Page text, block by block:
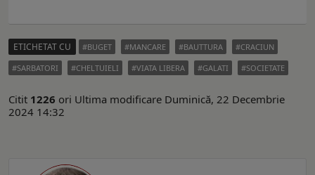
ETICHETAT CU BUGET MANCARE BAUTTURA
CRACIUN
SARBATORI
CHELTUIELI VIATA LIBERA GALATI SOCIETATE
Citit 1226 ori Ultima modificare Duminică, 22 Decembrie
2024 14:32